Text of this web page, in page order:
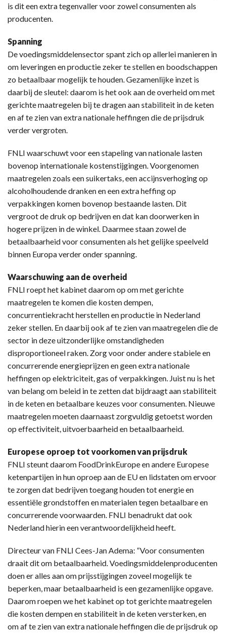
is dit een extra tegenvaller voor zowel consumenten als
producenten.
Spanning
De voedingsmiddelensector spant zich op allerlei manieren in
om leveringen en productie zeker te stellen en boodschappen
zo betaalbaar mogelijk te houden. Gezamenlijke inzet is
daarbij de sleutel: daarom is het ook aan de overheid om met
gerichte maatregelen bij te dragen aan stabiliteit in de keten
en af te zien van extra nationale heffingen die de prijsdruk
verder vergroten.
FNLI waarschuwt voor een stapeling van nationale lasten
bovenop internationale kostenstijgingen. Voorgenomen
maatregelen zoals een suikertaks, een accijnsverhoging op
alcoholhoudende dranken en een extra heffing op
verpakkingen komen bovenop bestaande lasten. Dit
vergroot de druk op bedrijven en dat kan doorwerken in
hogere prijzen in de winkel. Daarmee staan zowel de
betaalbaarheid voor consumenten als het gelijke speelveld
binnen Europa verder onder spanning.
Waarschuwing aan de overheid
FNLI roept het kabinet daarom op om met gerichte
maatregelen te komen die kosten dempen,
concurrentiekracht herstellen en productie in Nederland
zeker stellen. En daarbij ook af te zien van maatregelen die de
sector in deze uitzonderlijke omstandigheden
disproportioneel raken. Zorg voor onder andere stabiele en
concurrerende energieprijzen en geen extra nationale
heffingen op elektriciteit, gas of verpakkingen. Juist nu is het
van belang om beleid in te zetten dat bijdraagt aan stabiliteit
in de keten en betaalbare keuzes voor consumenten. Nieuwe
maatregelen moeten daarnaast zorgvuldig getoetst worden
op effectiviteit, uitvoerbaarheid en betaalbaarheid.
Europese oproep tot voorkomen van prijsdruk
FNLI steunt daarom FoodDrinkEurope en andere Europese
ketenpartijen in hun oproep aan de EU en lidstaten om ervoor
te zorgen dat bedrijven toegang houden tot energie en
essentiële grondstoffen en materialen tegen betaalbare en
concurrerende voorwaarden. FNLI benadrukt dat ook
Nederland hierin een verantwoordelijkheid heeft.
Directeur van FNLI Cees-Jan Adema: “Voor consumenten
draait dit om betaalbaarheid. Voedingsmiddelenproducenten
doen er alles aan om prijsstijgingen zoveel mogelijk te
beperken, maar betaalbaarheid is een gezamenlijke opgave.
Daarom roepen we het kabinet op tot gerichte maatregelen
die kosten dempen en stabiliteit in de keten versterken, en
om af te zien van extra nationale heffingen die de prijsdruk op